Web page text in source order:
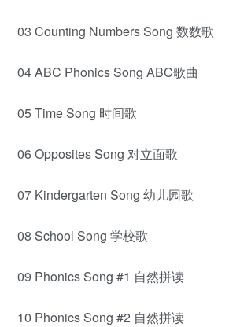
03 Counting Numbers Song 数数歌
04 ABC Phonics Song ABC歌曲
05 Time Song 时间歌
06 Opposites Song 对立面歌
07 Kindergarten Song 幼儿园歌
08 School Song 学校歌
09 Phonics Song #1 自然拼读
10 Phonics Song #2 自然拼读